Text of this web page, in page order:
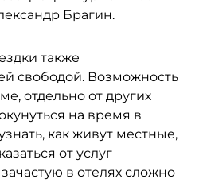
Брагин.
также
свободой. Возможность
отдельно от других
на время в
как живут местные,
от услуг
в отелях сложно